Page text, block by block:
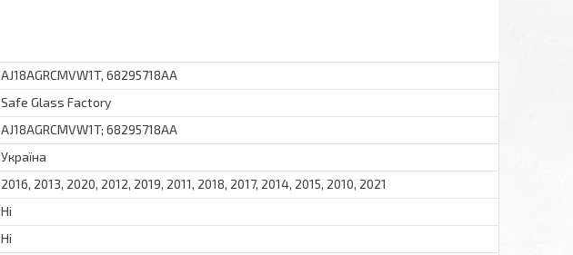
AJ18AGRCMVW1T, 68295718AA
Safe Glass Factory
AJ18AGRCMVW1T; 68295718AA
Україна
2016, 2013, 2020, 2012, 2019, 2011, 2018, 2017, 2014, 2015, 2010, 2021
Ні
Ні